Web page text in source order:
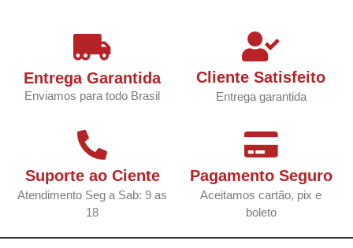
Entrega Garantida
Enviamos para todo Brasil
Cliente Satisfeito
Entrega garantida
Suporte ao Ciente
Atendimento Seg a Sab: 9 as
18
Pagamento Seguro
Aceitamos cartão, pix e
boleto